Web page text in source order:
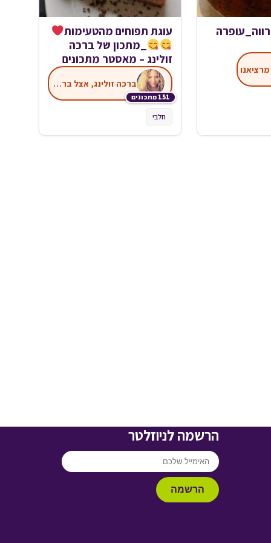
עוגת תפוחים מהטעימות
_מתכון של ברכה
זולינג – מאסטר מתכונים
151 מתכונים
ברכה זולינג, אצל ברכה במטבח
חלבי
הרשמה לניוזלטר
הרשמה